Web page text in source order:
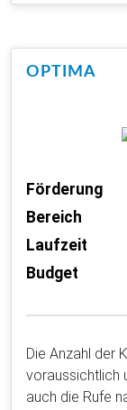
OPTIMA
Förderung
Bereich
Laufzeit
Budget
Die Anzahl der
voraussichtlich
auch die Rufe